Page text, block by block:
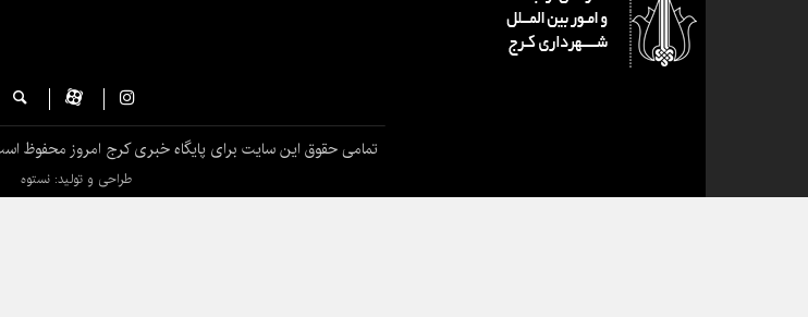
تمامی حقوق این سایت برای پایگاه خبری کرج امروز محفوظ
طراحی و تولید: نستوه